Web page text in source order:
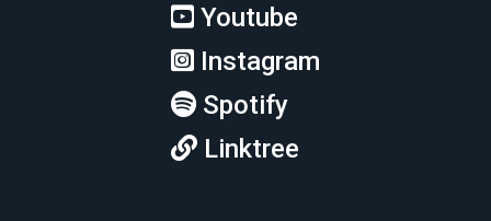
Youtube
Instagram
Spotify
Linktree